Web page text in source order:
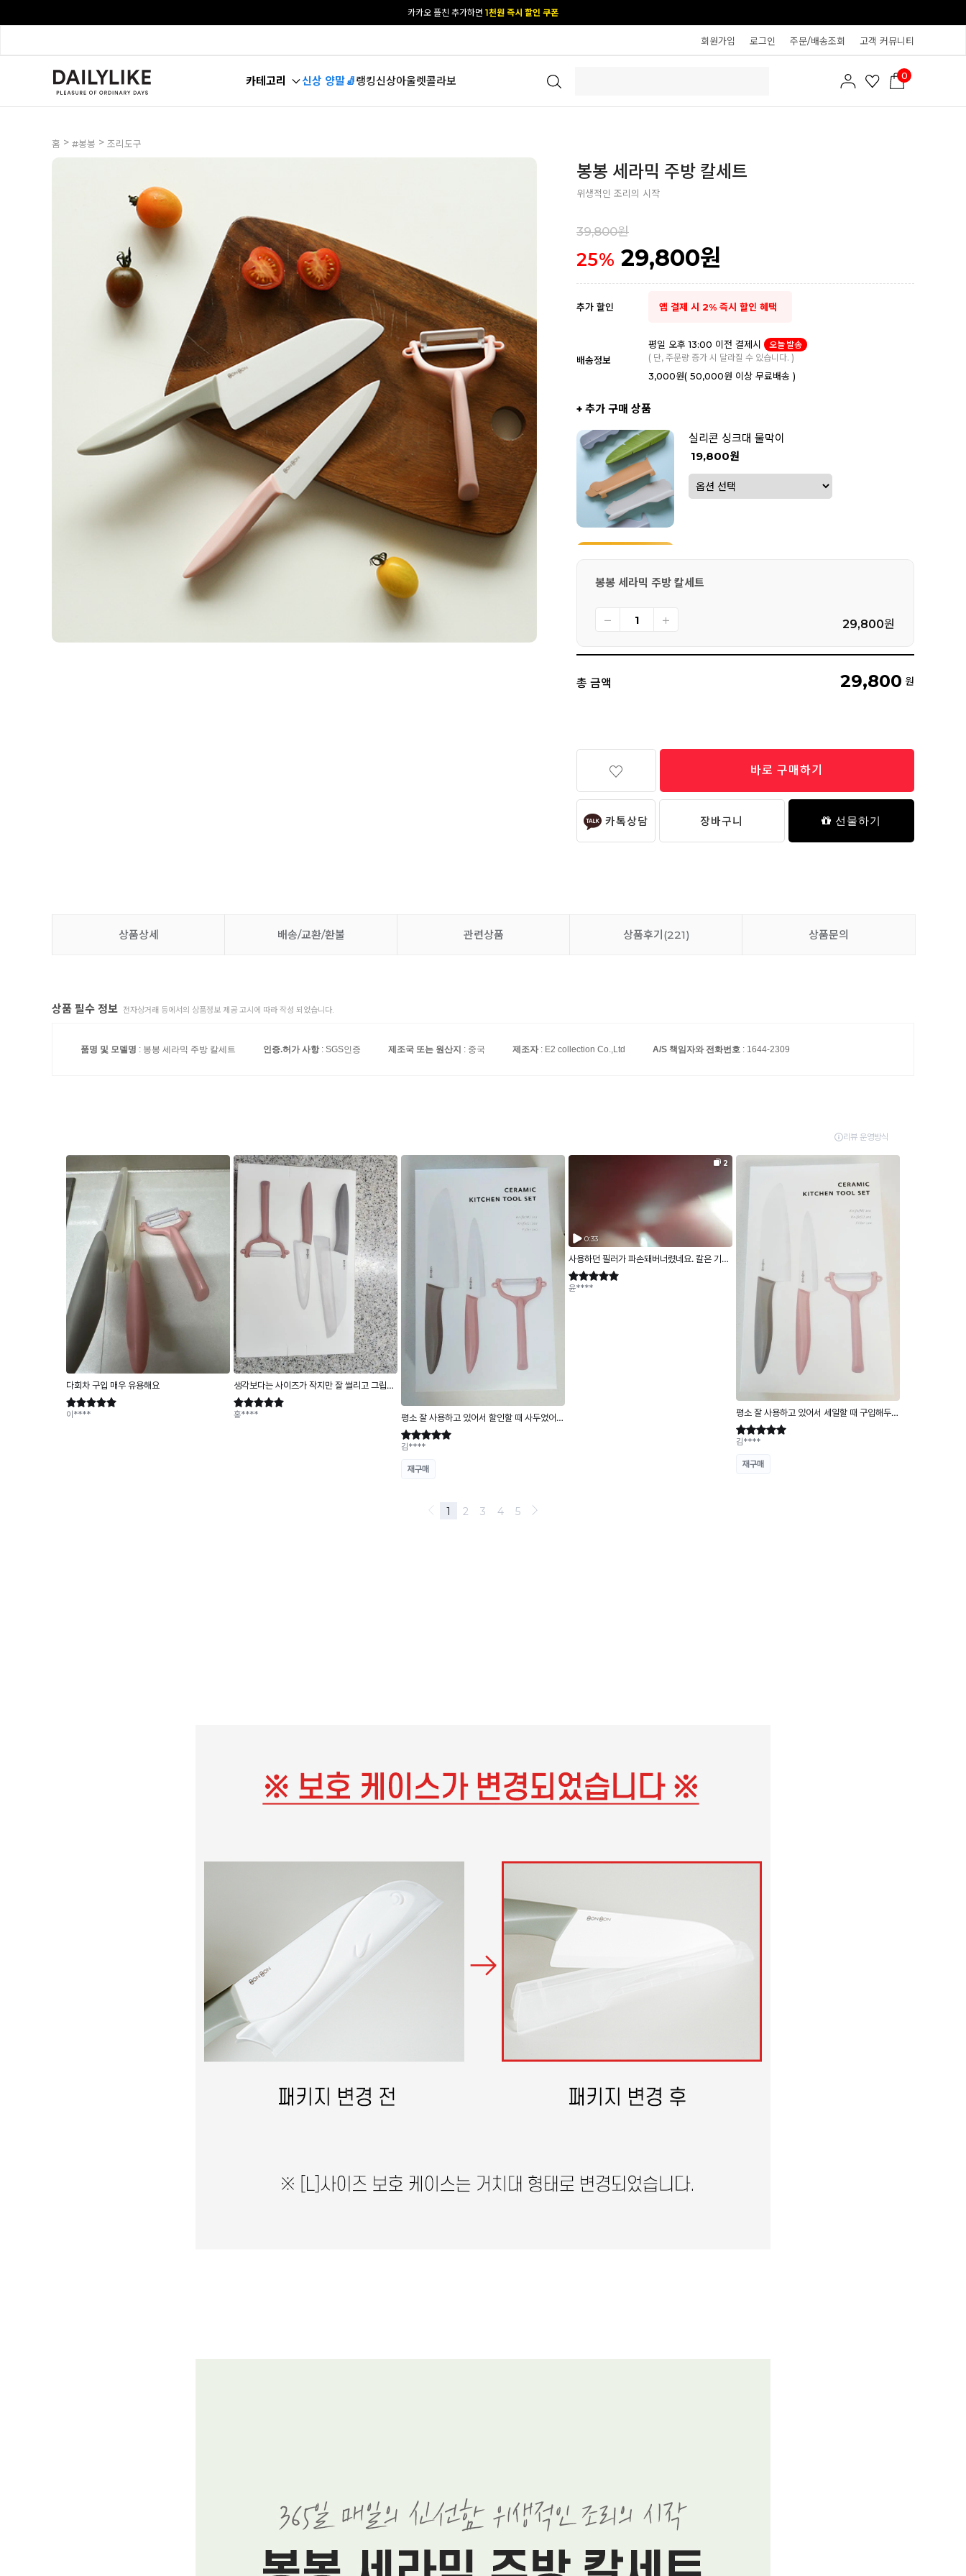
카카오 플친 추가하면 1천원 즉시 할인 쿠폰
회원가입 로그인 주문/배송조회 고객 커뮤니티
카테고리 신상 양말🧦랭킹신상아울렛콜라보 0
홈 > #봉봉 > 조리도구
봉봉 세라믹 주방 칼세트
위생적인 조리의 시작
39,800원
25% 29,800원
추가 할인 앱 결제 시 2% 즉시 할인 혜택
배송정보
평일 오후 13:00 이전 결제시
오늘 발송
( 단, 주문량 증가 시 달라질 수 있습니다. )
3,000원( 50,000원 이상 무료배송 )
+ 추가 구매 상품
실리콘 싱크대 물막이
19,800원
봉봉 세라믹 주방 칼세트
29,800원
총 금액 29,800 원
바로 구매하기
카톡상담 장바구니 선물하기
상품상세 배송/교환/환불 관련상품 상품후기(221) 상품문의
상품 필수 정보 전자상거래 등에서의 상품정보 제공 고시에 따라 작성 되었습니다.
품명 및 모델명 : 봉봉 세라믹 주방 칼세트 인증.허가 사항: SGS인증 제조국 또는 원산지 : 중국 제조자: E2 collection Co.,Ltd A/S 책임자와 전화번호 : 1644-2309